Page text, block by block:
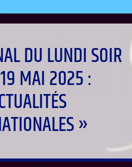
DU LUNDI SOIR
MAI 2025 :
»